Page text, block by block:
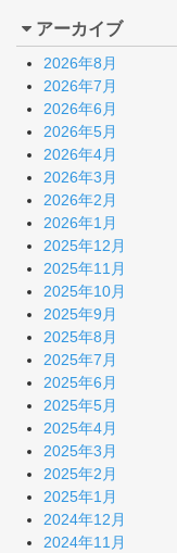
アーカイブ
2026年8月
2026年7月
2026年6月
2026年5月
2026年4月
2026年3月
2026年2月
2026年1月
2025年12月
2025年11月
2025年10月
2025年9月
2025年8月
2025年7月
2025年6月
2025年5月
2025年4月
2025年3月
2025年2月
2025年1月
2024年12月
2024年11月